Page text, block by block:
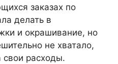
заказах по
делать в
и окрашивание, но
не хватало,
свои расходы.